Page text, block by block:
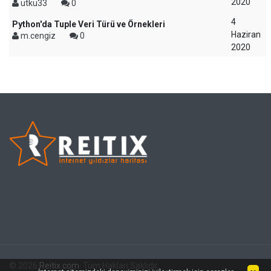
utku33 0
Python'da Tuple Veri Türü ve Örnekleri
m.cengiz
0
4
Haziran
2020
Reitix.com